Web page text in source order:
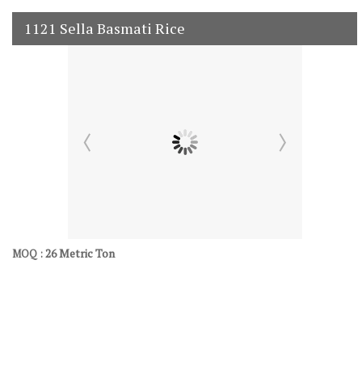
1121 Sella Basmati Rice
MOQ :26 Metric Ton